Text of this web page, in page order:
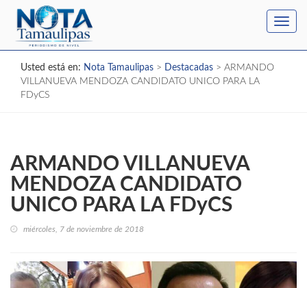
Usted está en: Nota Tamaulipas > Destacadas > ARMANDO
VILLANUEVA MENDOZA CANDIDATO UNICO PARA LA
FDyCS
ARMANDO VILLANUEVA
MENDOZA CANDIDATO
UNICO PARA LA FDyCS
miércoles, 7 de noviembre de 2018